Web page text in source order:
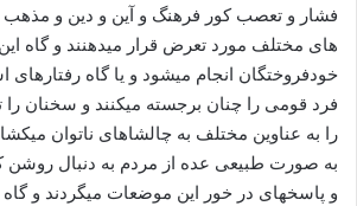
فشار و تعصب کور فرهنگ و آین و دین و مذهب
های مختلف مورد تعرض قرار میدهنند و گاه
خودفروختگان انجام میشود و یا گاه رفتارهای
فرد قومی را چنان برجسته میکنند و سخنان را
را به عناوین مختلف به چالشاهای ناتوان
به صورت طبیعی عده از مردم به دنبال
و پاسخهای در خور این موضعات میگردند و گاه